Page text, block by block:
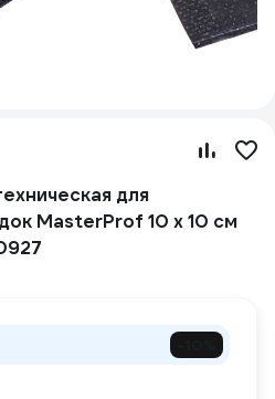
для
MasterProf 10 х 10 см